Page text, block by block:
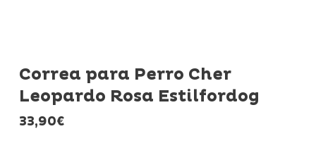
Correa para Perro Cher
Leopardo Rosa Estilfordog
33,90€